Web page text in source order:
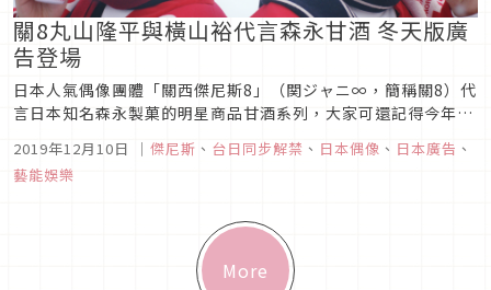
關8丸山隆平與橫山裕代言森永甘酒 冬天版廣
告登場
日本人氣偶像團體「關西傑尼斯8」（関ジャニ∞，簡稱關8）代
言日本知名森永製菓的明星商品甘酒系列，大家可還記得今年夏
天丸山隆平及橫山裕為森永的「冷甘酒」商品拍攝廣告嗎？面對
即將來臨的冬季，兩人也拍攝了最新的冬天版本，消息於今早與
日本同步公開，趕快來看看介紹吧！丸山隆平與橫山裕甘酒兄弟
2019年12月10日 ｜ 傑尼斯 、 台日同步解禁 、 日本偶像 、 日本廣告 、
藝能娛樂
More